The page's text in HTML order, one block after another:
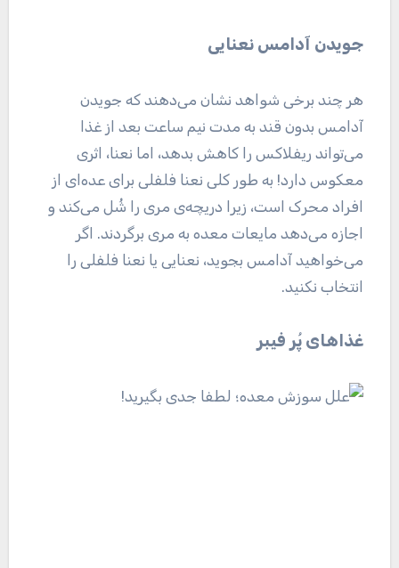
جویدن آدامس نعنایی
هر چند برخی شواهد نشان می‌دهند که جویدن
آدامس بدون قند به مدت نیم ساعت بعد از غذا
می‌تواند ریفلاکس را کاهش بدهد، اما نعنا، اثری
معکوس دارد! به طور کلی نعنا فلفلی برای عده‌ای از
افراد محرک است، زیرا دریچه‌ی مری را شُل می‌کند و
اجازه می‌دهد مایعات معده به مری برگردند. اگر
می‌خواهید آدامس بجوید، نعنایی یا نعنا فلفلی را
انتخاب نکنید.
غذا‌های پُر فیبر